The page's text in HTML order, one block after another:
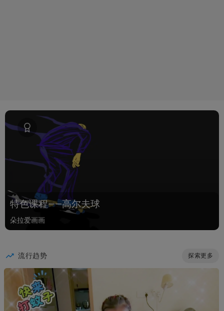
特色课程——高尔夫球
朵拉爱画画
流行趋势 探索更多